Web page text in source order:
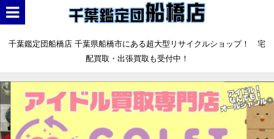
千葉鑑定団船橋店 千葉県船橋市にある超大型リサイクルショップ！ 宅
配買取・出張買取も受付中！